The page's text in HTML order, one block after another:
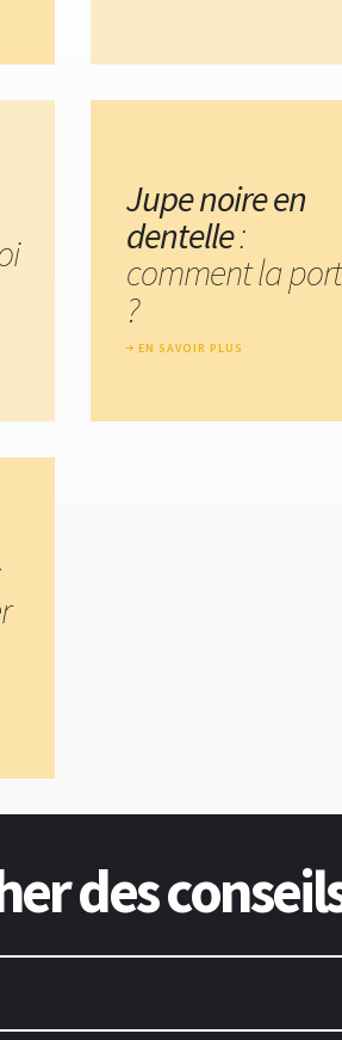
Jupe noire en
dentelle:
comment la
?
EN SAVOIR PLUS
des